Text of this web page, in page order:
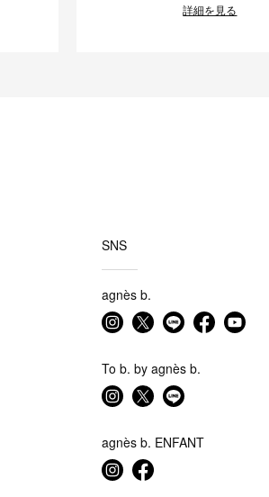
詳細を見る
SNS
agnès b.
To b. by agnès b.
agnès b. ENFANT